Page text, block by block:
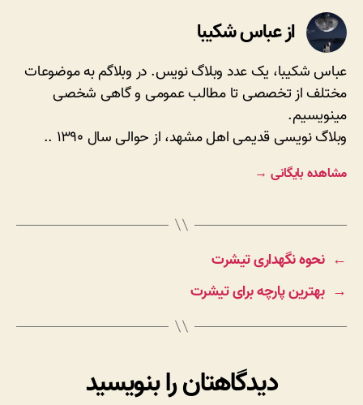
از عباس شکیبا
عباس شکیبا، یک عدد وبلاگ نویس. در وبلاگم به موضوعات
مختلف از تخصصی تا مطالب عمومی و گاهی شخصی
مینویسیم.
وبلاگ نویسی قدیمی اهل مشهد، از حوالی سال ۱۳۹۰ ..
مشاهده بایگانی →
← نحوه نگهداری تیشرت
→ بهترین پارچه برای تیشرت
دیدگاهتان را بنویسید